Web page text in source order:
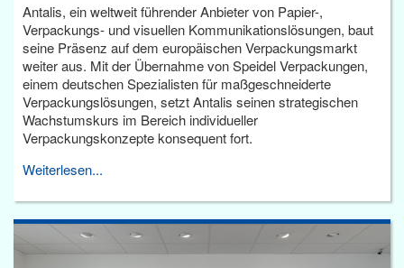
Antalis, ein weltweit führender Anbieter von Papier-,
Verpackungs- und visuellen Kommunikationslösungen, baut
seine Präsenz auf dem europäischen Verpackungsmarkt
weiter aus. Mit der Übernahme von Speidel Verpackungen,
einem deutschen Spezialisten für maßgeschneiderte
Verpackungslösungen, setzt Antalis seinen strategischen
Wachstumskurs im Bereich individueller
Verpackungskonzepte konsequent fort.
Weiterlesen...